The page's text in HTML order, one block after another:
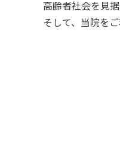
高齢者社会を見
そして、当院を